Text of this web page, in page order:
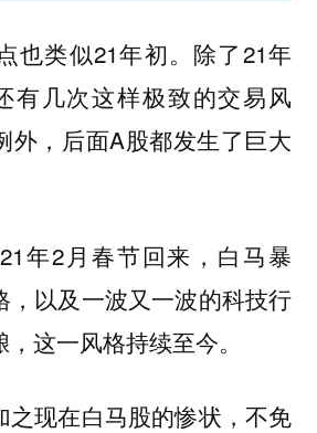
也类似21年初。除了21年
有几次这样极致的交易风
外，后面A股都发生了巨大
年2月春节回来，白马暴
，以及一波又一波的科技行
这一风格持续至今。
之现在白马股的惨状，不免